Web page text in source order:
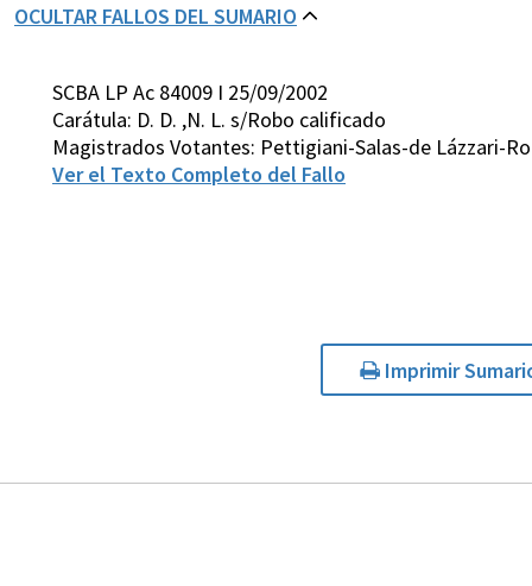
OCULTAR FALLOS DEL SUMARIO
SCBA LP Ac 84009 I 25/09/2002
Carátula: D. D. ,N. L. s/Robo calificado
Magistrados Votantes: Pettigiani-Salas-de Lázzari-
Ver el Texto Completo del Fallo
Imprimir